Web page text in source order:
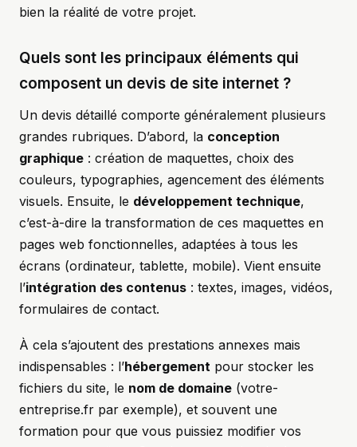
bien la réalité de votre projet.
Quels sont les principaux éléments qui
composent un devis de site internet ?
Un devis détaillé comporte généralement plusieurs
grandes rubriques. D’abord, la conception
graphique : création de maquettes, choix des
couleurs, typographies, agencement des éléments
visuels. Ensuite, le développement technique,
c’est-à-dire la transformation de ces maquettes en
pages web fonctionnelles, adaptées à tous les
écrans (ordinateur, tablette, mobile). Vient ensuite
l’intégration des contenus : textes, images, vidéos,
formulaires de contact.
À cela s’ajoutent des prestations annexes mais
indispensables : l’hébergement pour stocker les
fichiers du site, le nom de domaine (votre-
entreprise.fr par exemple), et souvent une
formation pour que vous puissiez modifier vos